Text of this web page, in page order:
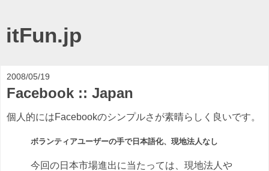
itFun.jp
2008/05/19
Facebook :: Japan
個人的にはFacebookのシンプルさが素晴らしく良いです。
ボランティアユーザーの手で日本語化、現地法人なし
今回の日本市場進出に当たっては、現地法人や